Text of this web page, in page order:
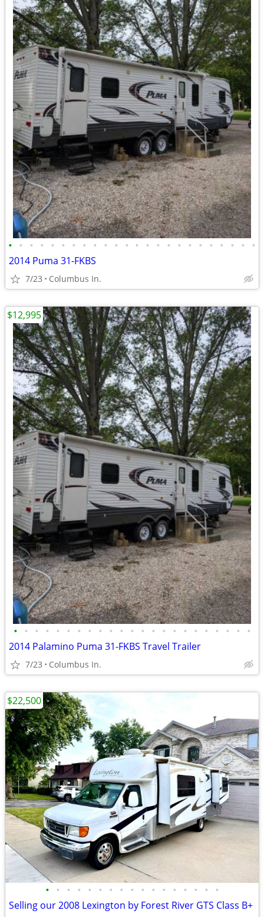
• • • • • • • • • • • • • • • • • • • • • • • •
2014 Puma 31-FKBS
7/23 Columbus In.
• • • • • • • • • • • • • • • • • • • • • • •
2014 Palamino Puma 31-FKBS Travel Trailer
7/23 Columbus In.
$12,995
• • • • • • • • • • • • • • • • •
Selling our 2008 Lexington by Forest River GTS Class B+
$22,500